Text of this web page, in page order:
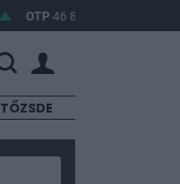
OTP 46 890 2,16%
TŐZSDE